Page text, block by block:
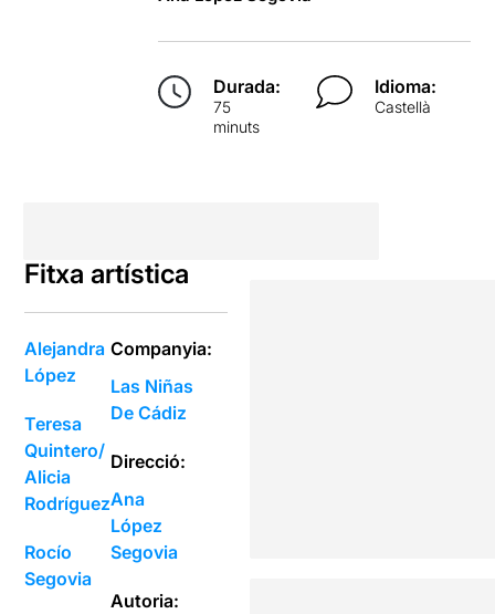
Durada:
75
minuts
Idioma:
Castellà
Fitxa artística
Alejandra
López
Teresa
Quintero/
Alicia
Rodríguez
Rocío
Segovia
Companyia:
Las Niñas
De Cádiz
Direcció:
Ana
López
Segovia
Autoria: